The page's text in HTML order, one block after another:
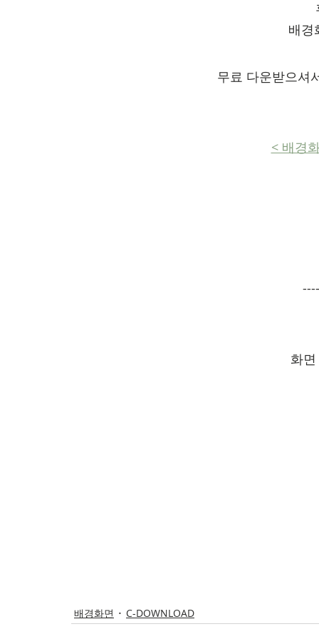
배경
무료 다운받으셔
< 배경
화면
배경화면 C-DOWNLOAD